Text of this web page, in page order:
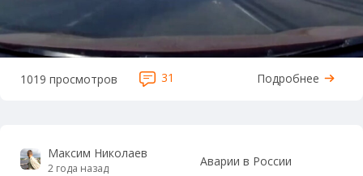
1019 просмотров 31 Подробнее
Максим Николаев
2 года назад Аварии в России